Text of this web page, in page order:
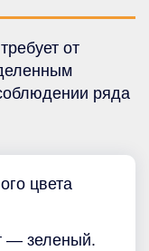
от
ряда
цвета
— зеленый.